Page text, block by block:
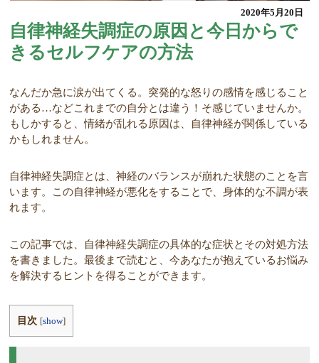
2020年5月20日
自律神経失調症の原因と今日からで
きるセルフケアの方法
なんだか急に涙が出てくる。突発的な怒りの感情を感じること
がある…などこれまでの自分とは違う！そ感じていませんか。
もしかすると、情緒が乱れる原因は、自律神経が関係している
かもしれません。
自律神経失調症とは、神経のバランスが崩れた状態のことを言
います。この自律神経が悪化をすることで、身体的な不調が表
れます。
この記事では、自律神経失調症の具体的な症状とその対処方法
を書きました。最後まで読むと、今あなたが抱えているお悩み
を解決するヒントを得ることができます。
目次 [show]